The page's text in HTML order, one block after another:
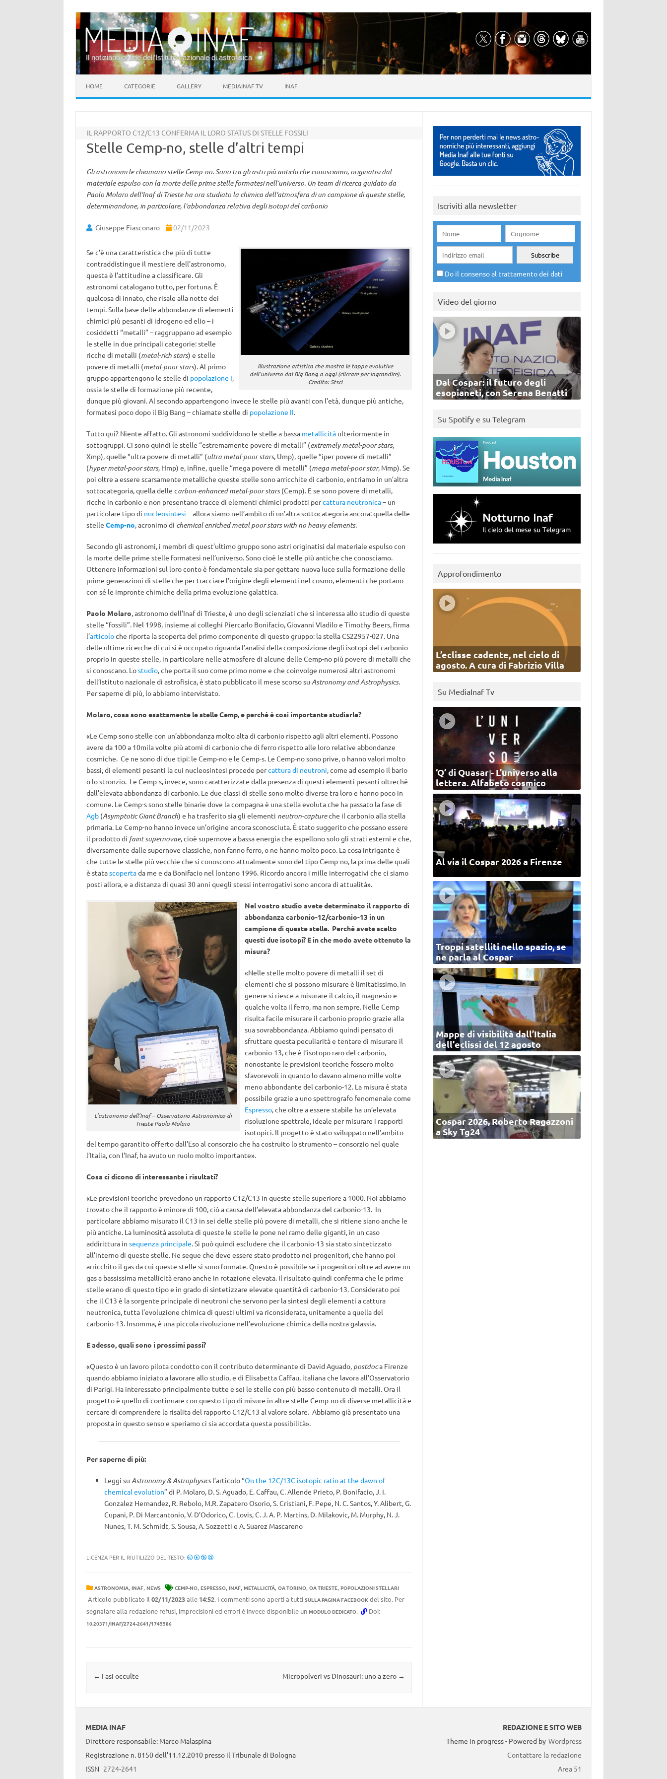
Il notiziario online dell’Istituto nazionale di astrofisica
HOME CATEGORIE GALLERY MEDIAINAF TV INAF
IL RAPPORTO C12/C13 CONFERMA IL LORO STATUS DI STELLE FOSSILI
Stelle Cemp-no, stelle d’altri tempi
Gli astronomi le chiamano stelle Cemp-no. Sono tra gli astri più antichi che conosciamo, originatisi dal
materiale espulso con la morte delle prime stelle formatesi nell’universo. Un team di ricerca guidato da
Paolo Molaro dell'Inaf di Trieste ha ora studiato la chimica dell'atmosfera di un campione di queste stelle,
determinandone, in particolare, l'abbondanza relativa degli isotopi del carbonio
Giuseppe Fiasconaro 02/11/2023
Illustrazione artistica che mostra le tappe evolutive
dell’universo dal Big Bang a oggi (cliccare per ingrandire).
Credito: Stsci
Se c’è una caratteristica che più di tutte
contraddistingue il mestiere dell’astronomo,
questa è l’attitudine a classificare. Gli
astronomi catalogano tutto, per fortuna. È
qualcosa di innato, che risale alla notte dei
tempi. Sulla base delle abbondanze di elementi
chimici più pesanti di idrogeno ed elio – i
cosiddetti “metalli” – raggruppano ad esempio
le stelle in due principali categorie: stelle
ricche di metalli (metal-rich stars) e stelle
povere di metalli (metal-poor stars). Al primo
gruppo appartengono le stelle di popolazione I,
ossia le stelle di formazione più recente,
dunque più giovani. Al secondo appartengono invece le stelle più avanti con l’età, dunque più antiche,
formatesi poco dopo il Big Bang – chiamate stelle di popolazione II.
Tutto qui? Niente affatto. Gli astronomi suddividono le stelle a bassa metallicitàulteriormente in
sottogruppi. Ci sono quindi le stelle “estremamente povere di metalli” (extremely metal-poor stars,
Xmp), quelle “ultra povere di metalli” (ultra metal-poor stars, Ump), quelle “iper povere di metalli”
(hyper metal-poor stars,Hmp) e, infine, quelle “mega povere di metalli” (mega metal-poor star, Mmp). Se
poi oltre a essere scarsamente metalliche queste stelle sono arricchite di carbonio, entriamo in un’altra
sottocategoria, quella delle carbon-enhanced metal-poor stars(Cemp). E se sono povere di metalli,
ricche in carbonio e non presentano tracce di elementi chimici prodotti percattura neutronica– un
particolare tipo di nucleosintesi – allora siamo nell’ambito di un’altra sottocategoria ancora: quella delle
stelle Cemp-no, acronimo di chemical enriched metal poor stars with no heavy elements.
Secondo gli astronomi, i membri di quest’ultimo gruppo sono astri originatisi dal materiale espulso con
la morte delle prime stelle formatesi nell’universo. Sono cioè le stelle più antiche che conosciamo.
Ottenere informazioni sul loro conto è fondamentale sia per gettare nuova luce sulla formazione delle
prime generazioni di stelle che per tracciare l’origine degli elementi nel cosmo, elementi che portano
con sé le impronte chimiche della prima evoluzione galattica.
Paolo Molaro, astronomo dell’Inaf di Trieste, è uno degli scienziati che si interessa allo studio di queste
stelle “fossili”. Nel 1998, insieme ai colleghi Piercarlo Bonifacio, Giovanni Vladilo e Timothy Beers, firma
l’articoloche riporta la scoperta del primo componente di questo gruppo: la stella CS22957-027. Una
delle ultime ricerche di cui si è occupato riguarda l’analisi della composizione degli isotopi del carbonio
proprio in queste stelle, in particolare nelle atmosfere di alcune delle Cemp-no più povere di metalli che
si conoscano. Lostudio, che porta il suo come primo nome e che coinvolge numerosi altri astronomi
dell’Istituto nazionale di astrofisica, è stato pubblicato il mese scorso su Astronomy and Astrophysics.
Per saperne di più, lo abbiamo intervistato.
Molaro, cosa sono esattamente le stelle Cemp, e perché è così importante studiarle?
«Le Cemp sono stelle con un’abbondanza molto alta di carbonio rispetto agli altri elementi. Possono
avere da 100 a 10mila volte più atomi di carbonio che di ferro rispetto alle loro relative abbondanze
cosmiche. Ce ne sono di due tipi: le Cemp-no e le Cemp-s. Le Cemp-no sono prive, o hanno valori molto
bassi, di elementi pesanti la cui nucleosintesi procede percattura di neutroni, come ad esempio il bario
o lo stronzio. Le Cemp-s, invece, sono caratterizzate dalla presenza di questi elementi pesanti oltreché
dall’elevata abbondanza di carbonio. Le due classi di stelle sono molto diverse tra loro e hanno poco in
comune. Le Cemp-s sono stelle binarie dove la compagna è una stella evoluta che ha passato la fase di
Agb(Asymptotic Giant Branch) e ha trasferito sia gli elementi neutron-captureche il carbonio alla stella
primaria. Le Cemp-no hanno invece un’origine ancora sconosciuta. È stato suggerito che possano essere
il prodotto di faint supernovae, cioè supernove a bassa energia che espellono solo gli strati esterni e che,
diversamente dalle supernove classiche, non fanno ferro, o ne hanno molto poco. La cosa intrigante è
che tutte le stelle più vecchie che si conoscono attualmente sono del tipo Cemp-no, la prima delle quali
è statascopertada me e da Bonifacio nel lontano 1996. Ricordo ancora i mille interrogativi che ci siamo
posti allora, e a distanza di quasi 30 anni quegli stessi interrogativi sono ancora di attualità».
L’astronomo dell’Inaf – Osservatorio Astronomico di
Trieste Paolo Molaro
Nel vostro studio avete determinato il rapporto di
abbondanza carbonio-12/carbonio-13 in un
campione di queste stelle. Perché avete scelto
questi due isotopi? E in che modo avete ottenuto la
misura?
«Nelle stelle molto povere di metalli il set di
elementi che si possono misurare è limitatissimo. In
genere si riesce a misurare il calcio, il magnesio e
qualche volta il ferro, ma non sempre. Nelle Cemp
risulta facile misurare il carbonio proprio grazie alla
sua sovrabbondanza. Abbiamo quindi pensato di
sfruttare questa peculiarità e tentare di misurare il
carbonio-13, che è l’isotopo raro del carbonio,
nonostante le previsioni teoriche fossero molto
sfavorevoli in quanto lo davano almeno mille volte
meno abbondante del carbonio-12. La misura è stata
possibile grazie a uno spettrografo fenomenale come
Espresso, che oltre a essere stabile ha un’elevata
risoluzione spettrale, ideale per misurare i rapporti
isotopici. Il progetto è stato sviluppato nell’ambito
del tempo garantito offerto dall’Eso al consorzio che ha costruito lo strumento – consorzio nel quale
l’Italia, con l’Inaf, ha avuto un ruolo molto importante».
Cosa ci dicono di interessante i risultati?
«Le previsioni teoriche prevedono un rapporto C12/C13 in queste stelle superiore a 1000. Noi abbiamo
trovato che il rapporto è minore di 100, ciò a causa dell’elevata abbondanza del carbonio-13. In
particolare abbiamo misurato il C13 in sei delle stelle più povere di metalli, che si ritiene siano anche le
più antiche. La luminosità assoluta di queste le stelle le pone nel ramo delle giganti, in un caso
addirittura in sequenza principale. Si può quindi escludere che il carbonio-13 sia stato sintetizzato
all’interno di queste stelle. Ne segue che deve essere stato prodotto nei progenitori, che hanno poi
arricchito il gas da cui queste stelle si sono formate. Questo è possibile se i progenitori oltre ad avere un
gas a bassissima metallicità erano anche in rotazione elevata. Il risultato quindi conferma che le prime
stelle erano di questo tipo e in grado di sintetizzare elevate quantità di carbonio-13. Considerato poi
che il C13 è la sorgente principale di neutroni che servono per la sintesi degli elementi a cattura
neutronica, tutta l’evoluzione chimica di questi ultimi va riconsiderata, unitamente a quella del
carbonio-13. Insomma, è una piccola rivoluzione nell’evoluzione chimica della nostra galassia.
E adesso, quali sono i prossimi passi?
«Questo è un lavoro pilota condotto con il contributo determinante di David Aguado, postdoca Firenze
quando abbiamo iniziato a lavorare allo studio, e di Elisabetta Caffau, italiana che lavora all’Osservatorio
di Parigi. Ha interessato principalmente tutte e sei le stelle con più basso contenuto di metalli. Ora il
progetto è quello di continuare con questo tipo di misure in altre stelle Cemp-no di diverse metallicità e
cercare di comprendere la risalita del rapporto C12/C13 al valore solare. Abbiamo già presentato una
proposta in questo senso e speriamo ci sia accordata questa possibilità».
Per saperne di più:
Leggi su Astronomy & Astrophysicsl’articolo “On the 12C/13C isotopic ratio at the dawn of
chemical evolution” di P. Molaro, D. S. Aguado, E. Caffau, C. Allende Prieto, P. Bonifacio, J. I.
Gonzalez Hernandez, R. Rebolo, M.R. Zapatero Osorio, S. Cristiani, F. Pepe, N. C. Santos, Y. Alibert, G.
Cupani, P. Di Marcantonio, V. D’Odorico, C. Lovis, C. J. A. P. Martins, D. Milakovic, M. Murphy, N. J.
Nunes, T. M. Schmidt, S. Sousa, A. Sozzetti e A. Suarez Mascareno
LICENZA PER IL RIUTILIZZO DEL TESTO:
ASTRONOMIA, INAF, NEWS CEMP-NO, ESPRESSO, INAF, METALLICITÀ, OA TORINO, OA TRIESTE, POPOLAZIONI STELLARI
Articolo pubblicato il 02/11/2023alle 14:52. I commenti sono aperti a tutti SULLA PAGINA FACEBOOKdel sito. Per
segnalare alla redazione refusi, imprecisioni ed errori è invece disponibile un MODULO DEDICATO. Doi:
10.20371/INAF/2724-2641/1745586
Navigazione articolo
← Fasi occulte Micropolveri vs Dinosauri: uno a zero →
Iscriviti alla newsletter
Do il consenso al trattamento dei dati
Video del giorno
Dal Cospar: il futuro degli
esopianeti, con Serena Benatti
Su Spotify e su Telegram
Approfondimento
L’eclisse cadente, nel cielo di
agosto. A cura di Fabrizio Villa
Su MediaInaf Tv
‘Q’ di Quasar - L'universo alla
lettera. Alfabeto cosmico
Al via il Cospar 2026 a Firenze
Troppi satelliti nello spazio, se
ne parla al Cospar
Mappe di visibilità dall’Italia
dell'eclissi del 12 agosto
Cospar 2026, Roberto Ragazzoni
a Sky Tg24
MEDIA INAF
Direttore responsabile: Marco Malaspina
Registrazione n. 8150 dell’11.12.2010 presso il Tribunale di Bologna
ISSN 2724-2641
REDAZIONE E SITO WEB
Theme in progress - Powered by Wordpress
Contattare la redazione
Area 51